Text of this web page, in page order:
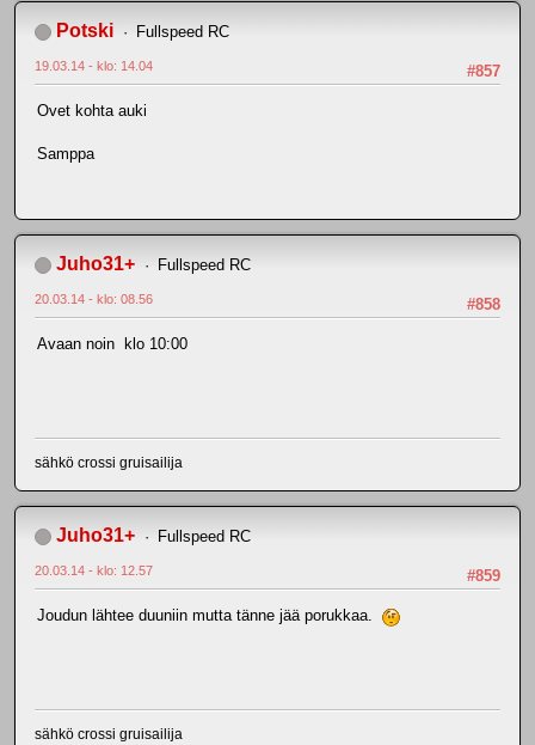
Potski Fullspeed RC
#857
19.03.14 - klo: 14.04
Ovet kohta auki
Samppa
Juho31+ Fullspeed RC
#858
20.03.14 - klo: 08.56
Avaan noin klo 10:00
sähkö crossi gruisailija
Juho31+ Fullspeed RC
#859
20.03.14 - klo: 12.57
Joudun lähtee duuniin mutta tänne jää porukkaa.
sähkö crossi gruisailija